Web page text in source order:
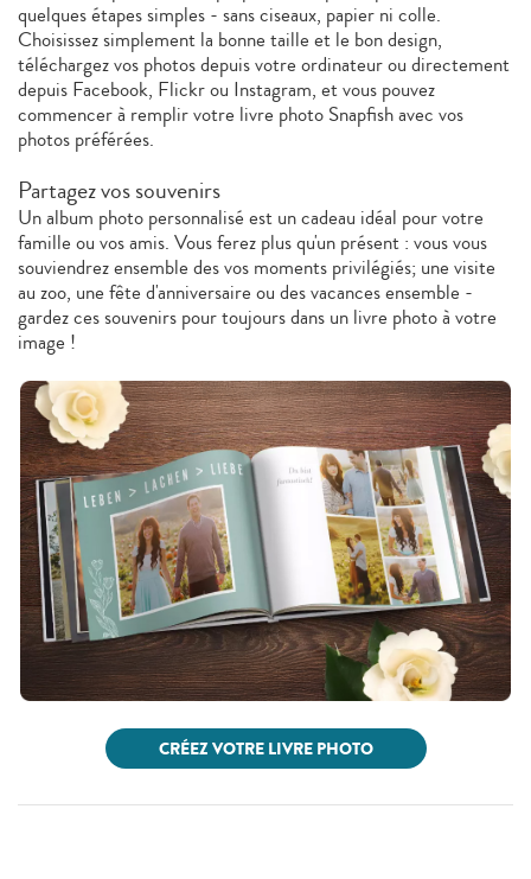
quelques étapes simples - sans ciseaux, papier ni colle.
Choisissez simplement la bonne taille et le bon design,
téléchargez vos photos depuis votre ordinateur ou directement
depuis Facebook, Flickr ou Instagram, et vous pouvez
commencer à remplir votre livre photo Snapfish avec vos
photos préférées.
Partagez vos souvenirs
Un album photo personnalisé est un cadeau idéal pour votre
famille ou vos amis. Vous ferez plus qu'un présent : vous vous
souviendrez ensemble des vos moments privilégiés; une visite
au zoo, une fête d'anniversaire ou des vacances ensemble -
gardez ces souvenirs pour toujours dans un livre photo à votre
image !
CRÉEZ VOTRE LIVRE PHOTO